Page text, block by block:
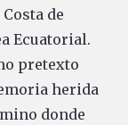
de
Ecuatorial.
pretexto
herida
donde